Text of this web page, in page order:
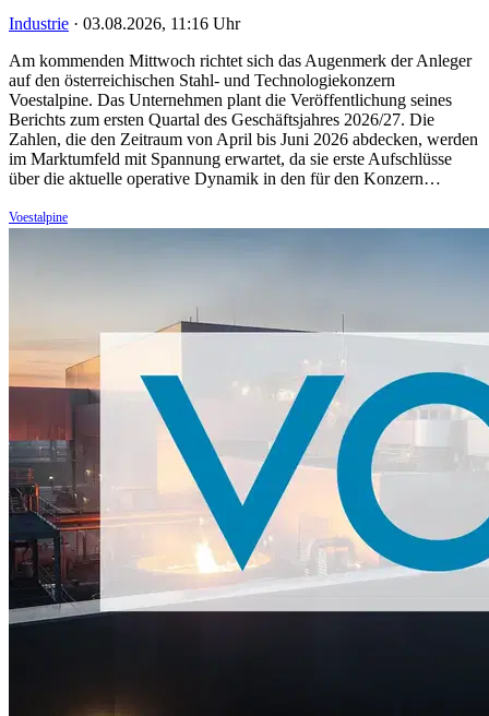
Industrie · 03.08.2026, 11:16 Uhr
Am kommenden Mittwoch richtet sich das Augenmerk der Anleger
auf den österreichischen Stahl- und Technologiekonzern
Voestalpine. Das Unternehmen plant die Veröffentlichung seines
Berichts zum ersten Quartal des Geschäftsjahres 2026/27. Die
Zahlen, die den Zeitraum von April bis Juni 2026 abdecken, werden
im Marktumfeld mit Spannung erwartet, da sie erste Aufschlüsse
über die aktuelle operative Dynamik in den für den Konzern…
Voestalpine